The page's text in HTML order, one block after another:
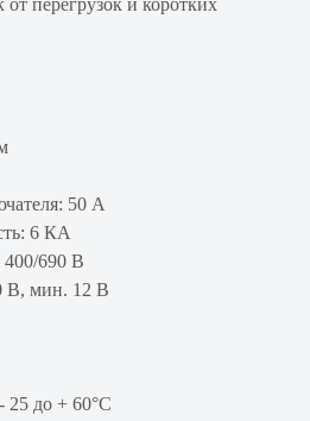
от перегрузок и коротких
50 А
6 КА
690 В
В, мин. 12 В
25 до + 60°С